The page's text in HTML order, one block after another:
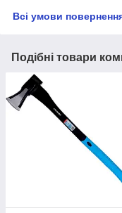
Всі умови
Подібні товари